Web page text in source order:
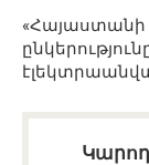
«Հայաստանի
Կարող